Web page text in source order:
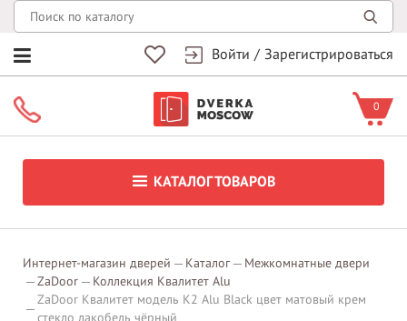
Войти / Зарегистрироваться
0
КАТАЛОГ ТОВАРОВ
Интернет-магазин дверей Каталог
Межкомнатные двери
ZaDoor
Коллекция Квалитет Alu
ZaDoor Квалитет модель K2 Alu Black цвет матовый крем